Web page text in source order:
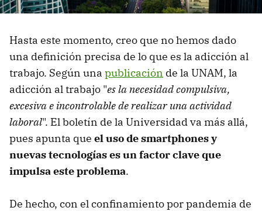
Hasta este momento, creo que no hemos dado
una definición precisa de lo que es la adicción al
trabajo. Según una publicación de la UNAM, la
adicción al trabajo "es la necesidad compulsiva,
excesiva e incontrolable de realizar una actividad
laboral". El boletín de la Universidad va más allá,
pues apunta que el uso desmartphonesy
nuevas tecnologías es un factor clave que
impulsa este problema.
De hecho, con el confinamiento por pandemia de